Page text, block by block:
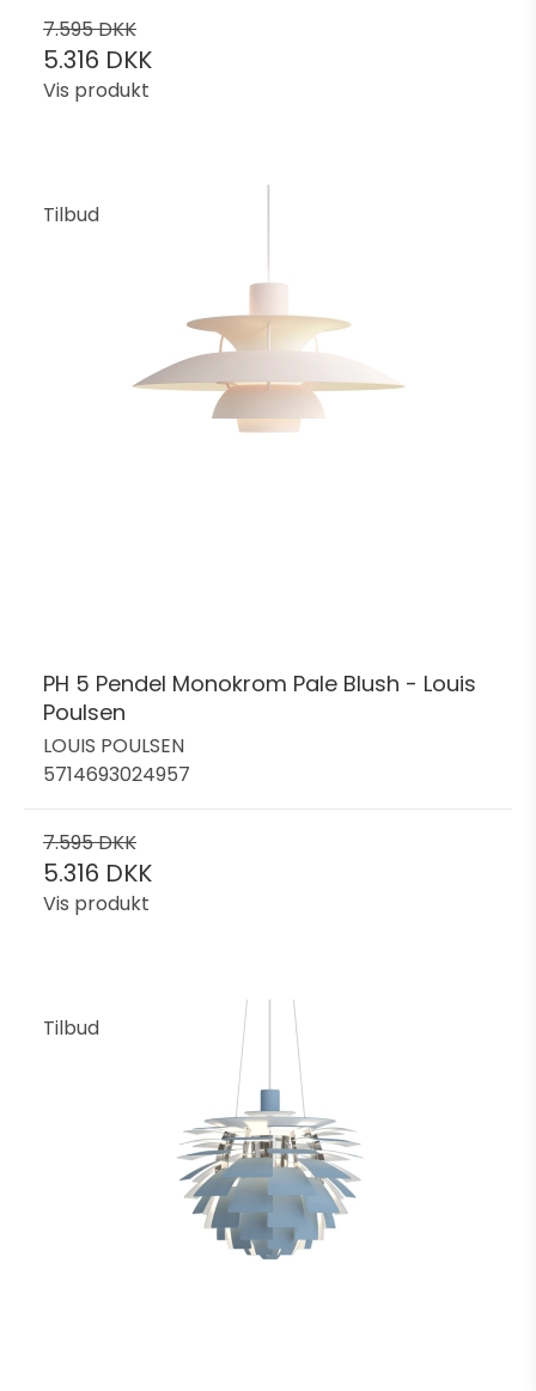
7.595 DKK
5.316 DKK
Vis produkt
Tilbud
PH 5 Pendel Monokrom Pale Blush - Louis
Poulsen
LOUIS POULSEN
5714693024957
7.595 DKK
5.316 DKK
Vis produkt
Tilbud